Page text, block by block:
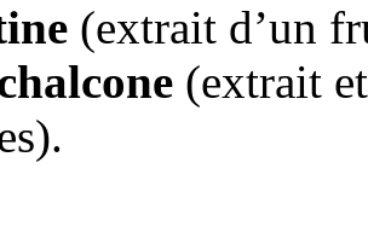
(extrait d’un
(extrait